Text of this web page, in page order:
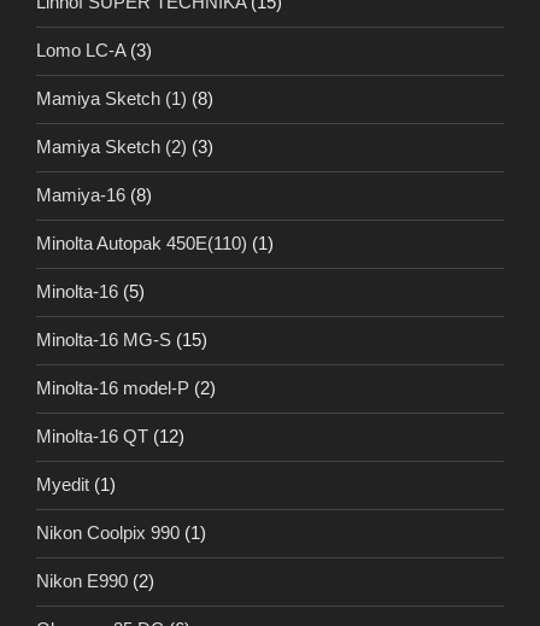
Lomo LC-A(3)
Mamiya Sketch (1) (8)
Mamiya Sketch (2) (3)
Mamiya-16 (8)
Minolta Autopak 450E(110) (1)
Minolta-16 (5)
Minolta-16 MG-S (15)
Minolta-16 model-P (2)
Minolta-16 QT (12)
Myedit (1)
Nikon Coolpix 990 (1)
Nikon E990 (2)